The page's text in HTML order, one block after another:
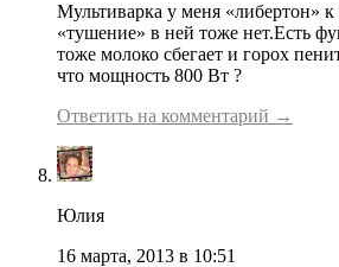
Мультиварка у меня «либертон»
«тушение» в ней тоже нет.Есть
тоже молоко сбегает и горох
что мощность 800 Вт ?
Ответить на комментарий →
Юлия
16 марта, 2013 в 10:51